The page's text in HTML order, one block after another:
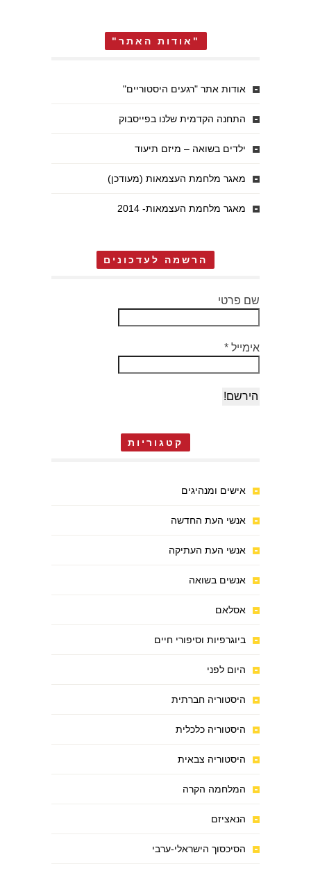
"אודות האתר"
אודות אתר "רגעים היסטוריים"
התחנה הקדמית שלנו בפייסבוק
ילדים בשואה – מיזם תיעוד
מאגר מלחמת העצמאות (מעודכן)
מאגר מלחמת העצמאות- 2014
הרשמה לעדכונים
שם פרטי
אימייל *
קטגוריות
אישים ומנהיגים
אנשי העת החדשה
אנשי העת העתיקה
אנשים בשואה
אסלאם
ביוגרפיות וסיפורי חיים
היום לפני
היסטוריה חברתית
היסטוריה כלכלית
היסטוריה צבאית
המלחמה הקרה
הנאציזם
הסיכסוך הישראלי-ערבי